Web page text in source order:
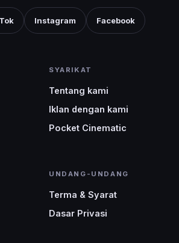
Instagram Facebook
SYARIKAT
Tentang kami
Iklan dengan kami
Pocket Cinematic
UNDANG-UNDANG
Terma & Syarat
Dasar Privasi